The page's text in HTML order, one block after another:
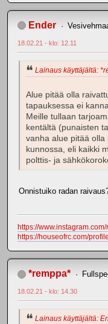
Ender
18.02.21 - klo: 12.11
Lainaus käyttäjältä:
Alue pitää olla
tapauksessa ei
Meille tullaan
kentältä (punaisten
vanha alue pitää olla
kunnossa, eli kaikki
polttis- ja
Onnistuiko radan
https://
https://houseofrc.com/
*remppa*
18.02.21 - klo: 14.30
Lainaus käyttäjältä: